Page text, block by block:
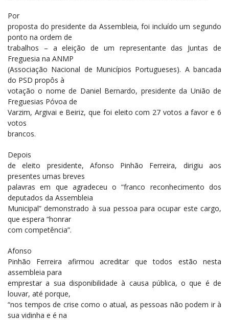
Por
proposta do presidente da Assembleia, foi incluído um segundo
ponto na ordem de
trabalhos – a eleição de um representante das Juntas de
Freguesia na ANMP
(Associação Nacional de Municípios Portugueses). A bancada
do PSD propôs à
votação o nome de Daniel Bernardo, presidente da União de
Freguesias Póvoa de
Varzim, Argivai e Beiriz, que foi eleito com 27 votos a favor e 6
votos
brancos.
Depois
de eleito presidente, Afonso Pinhão Ferreira, dirigiu aos
presentes umas breves
palavras em que agradeceu o “franco reconhecimento dos
deputados da Assembleia
Municipal” demonstrado à sua pessoa para ocupar este cargo,
que espera “honrar
com competência”.
Afonso
Pinhão Ferreira afirmou acreditar que todos estão nesta
assembleia para
emprestar a sua disponibilidade à causa pública, o que é de
louvar, até porque,
“nos tempos de crise como o atual, as pessoas não podem ir à
sua vidinha e é na